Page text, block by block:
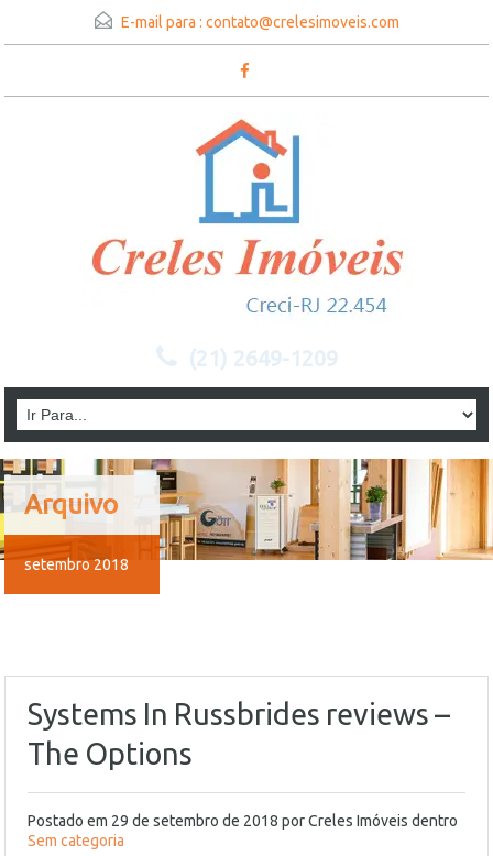
E-mail para : contato@crelesimoveis.com
(21) 2649-1209
Arquivo
setembro 2018
Systems In Russbrides reviews –
The Options
Postado em 29 de setembro de 2018 porCreles Imóveis dentro
Sem categoria